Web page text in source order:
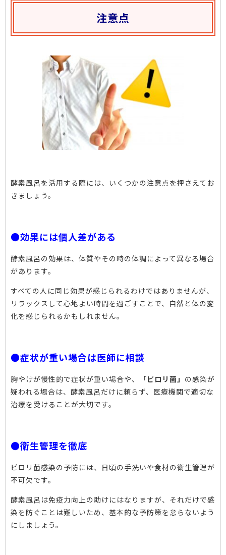
注意点
酵素風呂を活用する際には、いくつかの注意点を押さえてお
きましょう。
●効果には個人差がある
酵素風呂の効果は、体質やその時の体調によって異なる場合
があります。
すべての人に同じ効果が感じられるわけではありませんが、
リラックスして心地よい時間を過ごすことで、自然と体の変
化を感じられるかもしれません。
●症状が重い場合は医師に相談
胸やけが慢性的で症状が重い場合や、 「ピロリ菌」 の感染が
疑われる場合は、酵素風呂だけに頼らず、医療機関で適切な
治療を受けることが大切です。
●衛生管理を徹底
ピロリ菌感染の予防には、日頃の手洗いや食材の衛生管理が
不可欠です。
酵素風呂は免疫力向上の助けにはなりますが、それだけで感
染を防ぐことは難しいため、基本的な予防策を怠らないよう
にしましょう。